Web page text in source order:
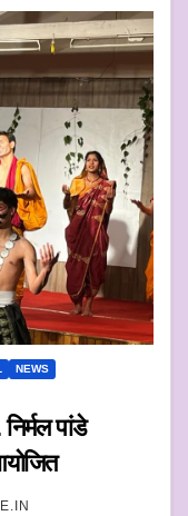
NEWS
पांडे